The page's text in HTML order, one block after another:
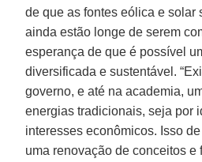
de que as fontes eólica e solar
ainda estão longe de serem
esperança de que é possível
diversificada e sustentável.
governo, e até na academia,
energias tradicionais, seja por
interesses econômicos. Isso
uma renovação de conceitos e